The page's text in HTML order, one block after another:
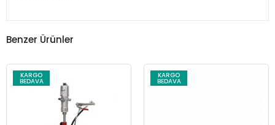
Benzer Ürünler
KARGO
BEDAVA
KARGO
BEDAVA